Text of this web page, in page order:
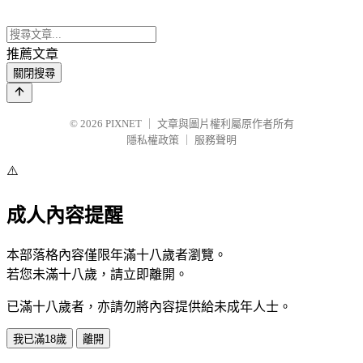
推薦文章
關閉搜尋
© 2026 PIXNET
文章與圖片權利屬原作者所有
隱私權政策
服務聲明
⚠️
成人內容提醒
本部落格內容僅限年滿十八歲者瀏覽。
若您未滿十八歲，請立即離開。
已滿十八歲者，亦請勿將內容提供給未成年人士。
我已滿18歲 離開